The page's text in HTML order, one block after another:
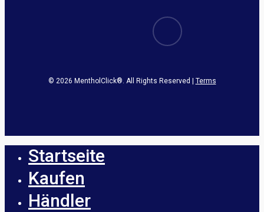
email
© 2026 MentholClick®. All Rights Reserved | Terms
Startseite
Kaufen
Händler